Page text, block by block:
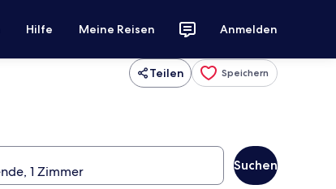
Hilfe Meine Reisen Anmelden
Teilen Speichern
Suchen